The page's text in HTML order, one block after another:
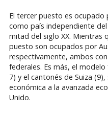
El tercer puesto es
como país independiente
mitad del siglo XX. Mientras
puesto son ocupados por
respectivamente, ambos
federales. Es más, el
7) y el cantonés de Suiza
económica a la avanzada
Unido.